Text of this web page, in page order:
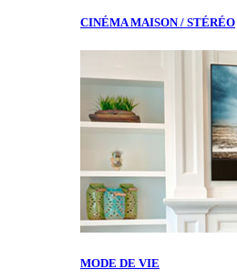
CINÉMA MAISON / STÉRÉO
MODE DE VIE